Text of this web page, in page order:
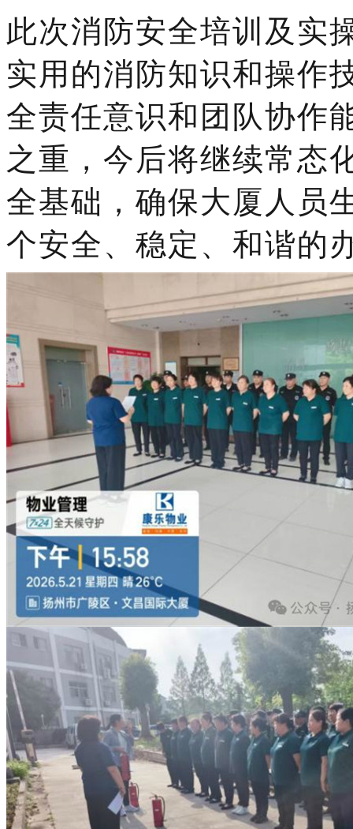
此次消防安全培训及实
实用的消防知识和操作
全责任意识和团队协作
之重，今后将继续常态
全基础，确保大厦人员
个安全、稳定、和谐的